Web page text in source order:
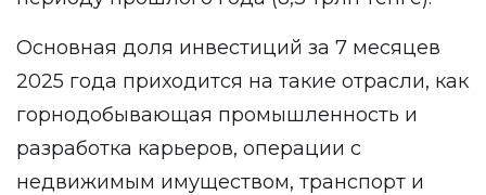
Основная доля инвестиций за 7 месяцев
2025 года приходится на такие отрасли, как
горнодобывающая промышленность и
разработка карьеров, операции с
недвижимым имуществом, транспорт и